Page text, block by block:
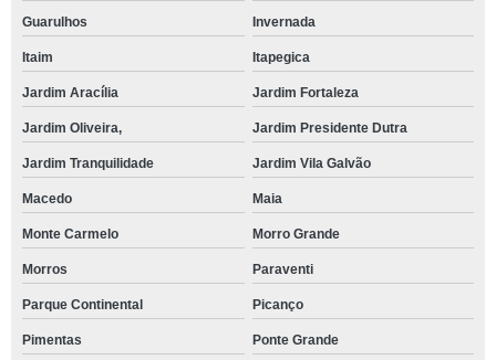
Guarulhos Invernada
Itaim Itapegica
Jardim Aracília Jardim Fortaleza
Jardim Oliveira, Jardim Presidente Dutra
Jardim Tranquilidade Jardim Vila Galvão
Macedo Maia
Monte Carmelo Morro Grande
Morros Paraventi
Parque Continental Picanço
Pimentas Ponte Grande